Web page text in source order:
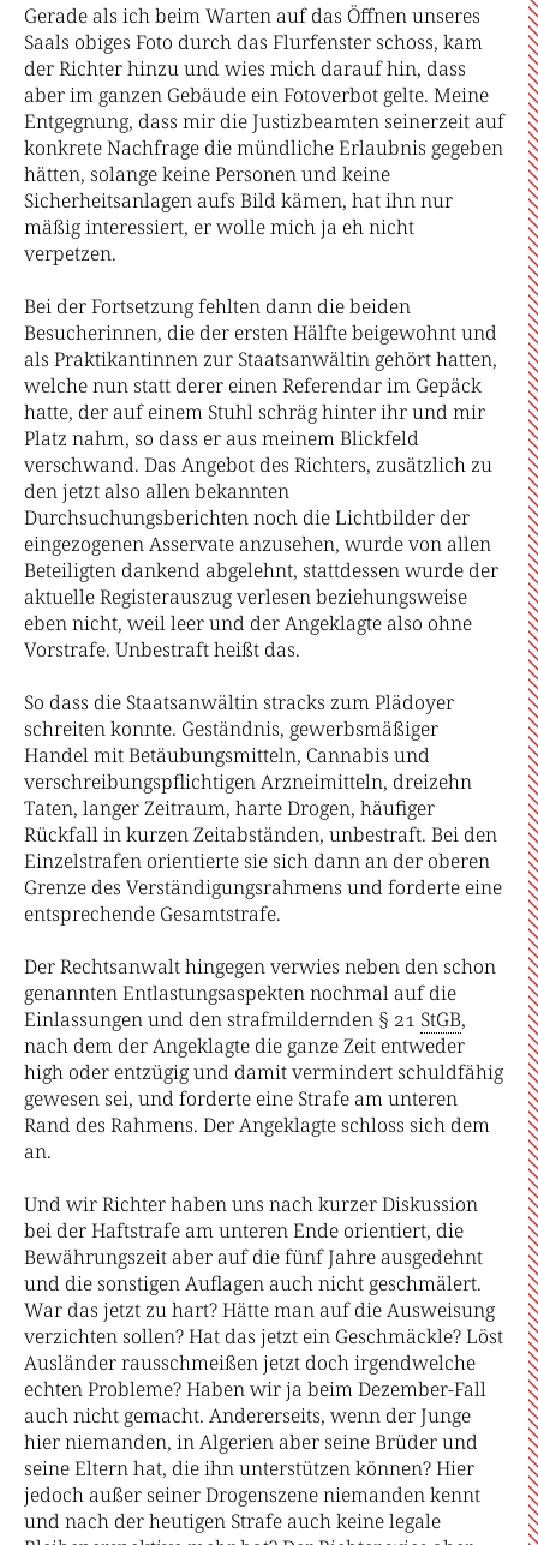
Gerade als ich beim Warten auf das Öffnen unseres
Saals obiges Foto durch das Flurfenster schoss, kam
der Richter hinzu und wies mich darauf hin, dass
aber im ganzen Gebäude ein Fotoverbot gelte. Meine
Entgegnung, dass mir die Justizbeamten seinerzeit auf
konkrete Nachfrage die mündliche Erlaubnis gegeben
hätten, solange keine Personen und keine
Sicherheitsanlagen aufs Bild kämen, hat ihn nur
mäßig interessiert, er wolle mich ja eh nicht
verpetzen.
Bei der Fortsetzung fehlten dann die beiden
Besucherinnen, die der ersten Hälfte beigewohnt und
als Praktikantinnen zur Staatsanwältin gehört hatten,
welche nun statt derer einen Referendar im Gepäck
hatte, der auf einem Stuhl schräg hinter ihr und mir
Platz nahm, so dass er aus meinem Blickfeld
verschwand. Das Angebot des Richters, zusätzlich zu
den jetzt also allen bekannten
Durchsuchungsberichten noch die Lichtbilder der
eingezogenen Asservate anzusehen, wurde von allen
Beteiligten dankend abgelehnt, stattdessen wurde der
aktuelle Registerauszug verlesen beziehungsweise
eben nicht, weil leer und der Angeklagte also ohne
Vorstrafe. Unbestraft heißt das.
So dass die Staatsanwältin stracks zum Plädoyer
schreiten konnte. Geständnis, gewerbsmäßiger
Handel mit Betäubungsmitteln, Cannabis und
verschreibungspflichtigen Arzneimitteln, dreizehn
Taten, langer Zeitraum, harte Drogen, häufiger
Rückfall in kurzen Zeitabständen, unbestraft. Bei den
Einzelstrafen orientierte sie sich dann an der oberen
Grenze des Verständigungsrahmens und forderte eine
entsprechende Gesamtstrafe.
Der Rechtsanwalt hingegen verwies neben den schon
genannten Entlastungsaspekten nochmal auf die
Einlassungen und den strafmildernden § 21 StGB,
nach dem der Angeklagte die ganze Zeit entweder
high oder entzügig und damit vermindert schuldfähig
gewesen sei, und forderte eine Strafe am unteren
Rand des Rahmens. Der Angeklagte schloss sich dem
an.
Und wir Richter haben uns nach kurzer Diskussion
bei der Haftstrafe am unteren Ende orientiert, die
Bewährungszeit aber auf die fünf Jahre ausgedehnt
und die sonstigen Auflagen auch nicht geschmälert.
War das jetzt zu hart? Hätte man auf die Ausweisung
verzichten sollen? Hat das jetzt ein Geschmäckle? Löst
Ausländer rausschmeißen jetzt doch irgendwelche
echten Probleme? Haben wir ja beim Dezember-Fall
auch nicht gemacht. Andererseits, wenn der Junge
hier niemanden, in Algerien aber seine Brüder und
seine Eltern hat, die ihn unterstützen können? Hier
jedoch außer seiner Drogenszene niemanden kennt
und nach der heutigen Strafe auch keine legale